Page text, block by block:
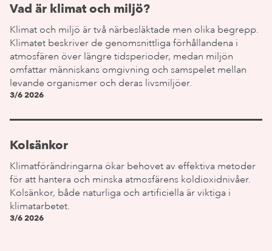
Vad är klimat och miljö?
Klimat och miljö är två närbesläktade men olika begrepp.
Klimatet beskriver de genomsnittliga förhållandena i
atmosfären över längre tidsperioder, medan miljön
omfattar människans omgivning och samspelet mellan
levande organismer och deras livsmiljöer.
3/6 2026
Kolsänkor
Klimatförändringarna ökar behovet av effektiva metoder
för att hantera och minska atmosfärens koldioxidnivåer.
Kolsänkor, både naturliga och artificiella är viktiga i
klimatarbetet.
3/6 2026